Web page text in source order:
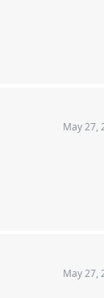
May 27,
May 27,